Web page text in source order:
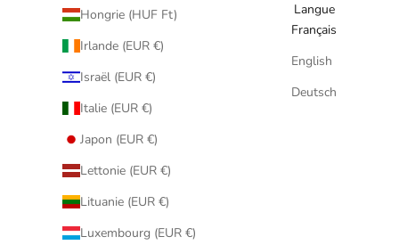
Hongrie (HUF Ft)
Irlande (EUR €)
Israël (EUR €)
Italie (EUR €)
Japon (EUR €)
Lettonie (EUR €)
Lituanie (EUR €)
Luxembourg (EUR €)
Langue
Français
English
Deutsch